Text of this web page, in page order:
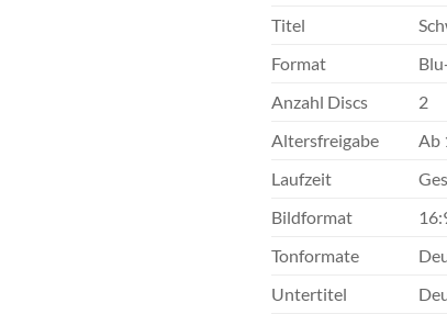
Titel
Format
Anzahl Discs
2
Altersfreigabe
Ab
Laufzeit
Bildformat
Tonformate
Untertitel